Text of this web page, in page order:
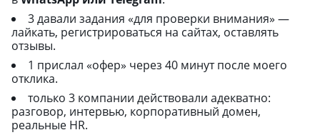
3 давали задания «для проверки внимания» —
лайкать, регистрироваться на сайтах, оставлять
отзывы.
1 прислал «офер» через 40 минут после моего
отклика.
только 3 компании действовали адекватно:
разговор, интервью, корпоративный домен,
реальные HR.